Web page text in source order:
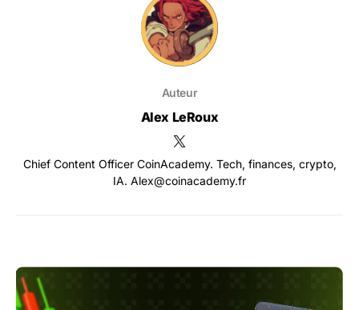
Auteur
Alex LeRoux
Chief Content Officer CoinAcademy. Tech, finances, crypto,
IA. Alex@coinacademy.fr